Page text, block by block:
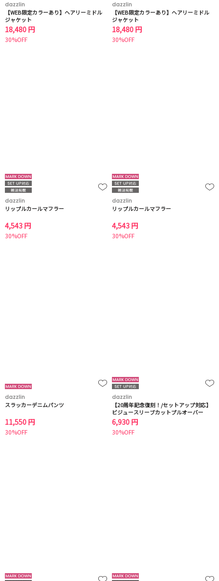
dazzlin
【WEB限定カラーあり】ヘアリーミドル
ジャケット
18,480 円
30%OFF
dazzlin
【WEB限定カラーあり】ヘアリーミドル
ジャケット
18,480 円
30%OFF
dazzlin
リップルカールマフラー
4,543 円
30%OFF
dazzlin
リップルカールマフラー
4,543 円
30%OFF
dazzlin
スラッカーデニムパンツ
11,550 円
30%OFF
dazzlin
【20周年記念復刻！/セットアップ対応】
ビジュースリーブカットプルオーバー
6,930 円
30%OFF